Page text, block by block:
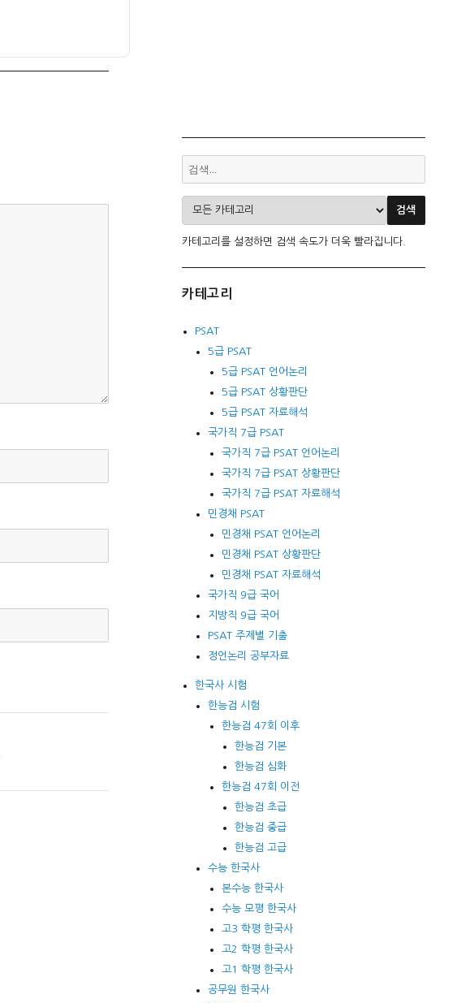
카테고리를 설정하면 검색 속도가 더욱 빨라집니다.
카테고리
PSAT
5급 PSAT
5급 PSAT 언어논리
5급 PSAT 상황판단
5급 PSAT 자료해석
국가직 7급 PSAT
국가직 7급 PSAT 언어논리
국가직 7급 PSAT 상황판단
국가직 7급 PSAT 자료해석
민경채 PSAT
민경채 PSAT 언어논리
민경채 PSAT 상황판단
민경채 PSAT 자료해석
국가직 9급 국어
지방직 9급 국어
PSAT 주제별 기출
정언논리 공부자료
한국사 시험
한능검 시험
한능검 47회 이후
한능검 기본
한능검 심화
한능검 47회 이전
한능검 초급
한능검 중급
한능검 고급
수능 한국사
본수능 한국사
수능 모평 한국사
고3 학평 한국사
고2 학평 한국사
고1 학평 한국사
공무원 한국사